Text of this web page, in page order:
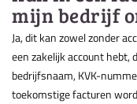
mijn bedrijf
Ja, dit kan zowel zonder
een zakelijk account hebt,
bedrijfsnaam, KVK-
toekomstige facturen